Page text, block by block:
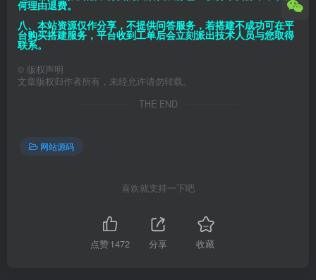
何理由退费。
八、本站资源仅作分享，不提供问答服务，若搭建不成功可在平
台购买搭建服务，平台收到工单后会立刻派出技术人员与您取得
联系。
© 版权声明
文章版权归作者所有，未经允许请勿转载。
THE END
网站源码
喜欢就支持一下吧
点赞1472 分享 收藏